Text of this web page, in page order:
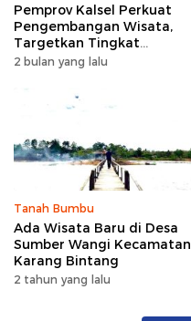
Pemprov Kalsel Perkuat
Pengembangan Wisata,
Targetkan Tingkat
Kunjungan Naik 5 Persen di
2 bulan yang lalu
Tanah Bumbu
Ada Wisata Baru di Desa
Sumber Wangi Kecamatan
Karang Bintang
2 tahun yang lalu